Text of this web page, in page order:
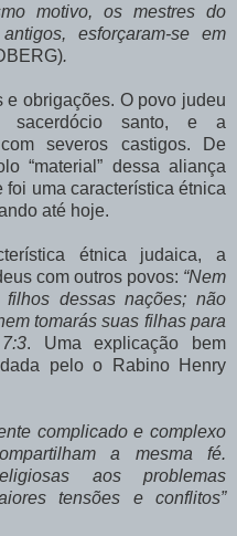
motivo, os mestres do
esforçaram-se em
.
e obrigações. O povo judeu
santo, e a
severos castigos. De
“material” dessa aliança
uma característica étnica
até hoje.
étnica judaica, a
com outros povos: “Nem
dessas nações; não
tomarás suas filhas para
. Uma explicação bem
pelo o Rabino Henry
complicado e complexo
a mesma fé.
aos problemas
tensões e conflitos”